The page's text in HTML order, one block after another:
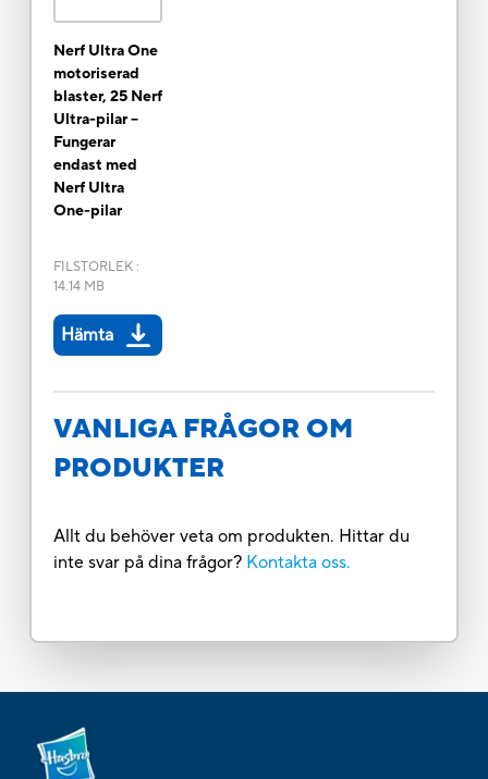
Nerf Ultra One
motoriserad
blaster, 25 Nerf
Ultra-pilar –
Fungerar
endast med
Nerf Ultra
One-pilar
FILSTORLEK:
14.14 MB
Hämta
VANLIGA FRÅGOR OM
PRODUKTER
Allt du behöver veta om produkten. Hittar du
inte svar på dina frågor? Kontakta oss.